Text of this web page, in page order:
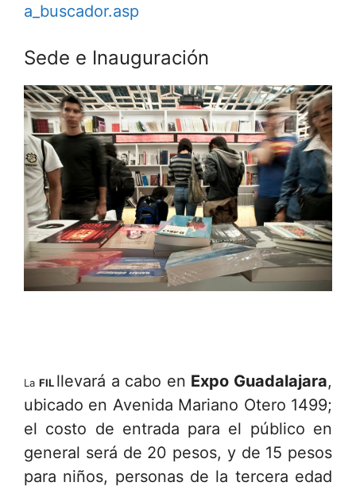
a_buscador.asp
Sede e Inauguración
La FIL llevará a cabo en Expo Guadalajara,
ubicado en Avenida Mariano Otero 1499;
el costo de entrada para el público en
general será de 20 pesos, y de 15 pesos
para niños, personas de la tercera edad